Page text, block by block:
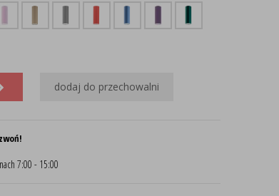
dodaj do przechowalni
7:00 - 15:00